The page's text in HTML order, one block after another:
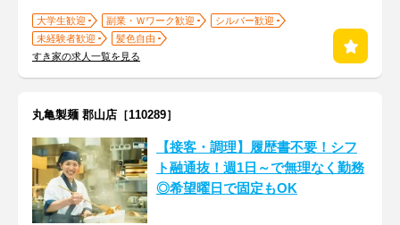
大学生歓迎 副業・Ｗワーク歓迎
シルバー歓迎
未経験者歓迎
髪色自由
すき家の求人一覧を見る
丸亀製麺 郡山店［110289］
【接客・調理】履歴書不要！シフ
ト融通抜！週1日～で無理なく勤務
◎希望曜日で固定もOK